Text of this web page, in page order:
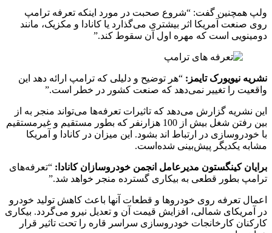
ولپ همچنین گفت: “شروع صحبت در مورد اینکه تعرفه ترامپ
روی صنعت آمریکا اثر بیشتری می‌گذارد یا کانادا و مکزیک، مانند
دومینویی است که مهره اول آن سقوط کند.”
نشریه نیویورک تایمز: “هر توضیح و دلیلی که ترامپ ارائه دهد این
واقعیت را تغییر نمی‌دهد که صنعت کشور در خطر است.”
این نشریه گزارش می‌دهد که تاثیرات تعرفه‌ها می‌تواند منجر به از
بین رفتن شغل بیش از 100 هزارنفر که بطور مستقیم و غیرمستقیم
با خودروسازی در ارتباط اند بشود. این میزان در کانادا و آمریکا
مشابه یکدیگر پیش‌بینی شده‌است.
برایان کینگستون مدیرعامل انجمن خودروسازان کانادا: “تعرفه‌های
ترامپ بطور قطعی به بیکاری گسترده منجر خواهد شد.”
اعمال تعرفه روی خودروها و قطعات آنها باعث کاهش تولید خودرو
در آمریکای شمالی، افزایش قیمت آن و تعدیل نیرو می‌گردد. بیکاری
کارکنان کارخانجات خودروسازی سراسر قاره را تحت تاثیر قرار